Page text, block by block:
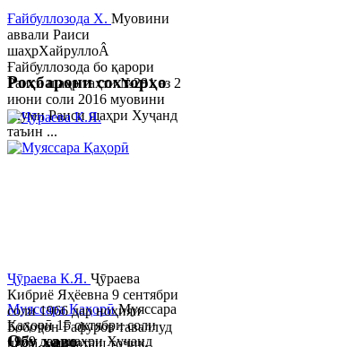
Ғайбуллозода Х. Муовини
аввали Раиси
шаҳрХайруллоÂ
Ғайбуллозода бо қарори
Раиси шаҳр таҳти №281 аз 2
июни соли 2016 муовини
якуми Раиси шаҳри Хуҷанд
таъин ...
Муяссара ҚаҳорӣМуяссара
Қаҳорӣ 15 октябри соли
1979 дар шаҳри Хуҷанд
Роҳбарони сохторҳо
Ҷӯраева К.Я. Ҷӯраева
Кибриё Яҳёевна 9 сентябри
соли 1966 дар ноҳияи
Бобоҷон Ғафуров таваллуд
шуда, миллаташ тоҷик,
Обу хаво